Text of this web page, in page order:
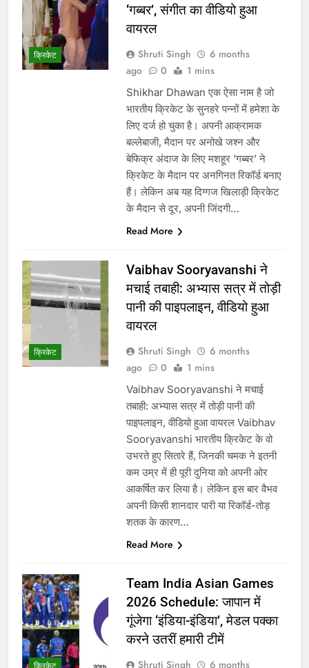
क्रिकेट
‘गब्बर’, संगीत का वीडियो हुआ
वायरल
Shruti Singh
6 months
ago
0 1 mins
Shikhar Dhawan एक ऐसा नाम है जो
भारतीय क्रिकेट के सुनहरे पन्नों में हमेशा के
लिए दर्ज हो चुका है। अपनी आक्रामक
बल्लेबाजी, मैदान पर अनोखे जश्न और
बेफिक्र अंदाज के लिए मशहूर ‘गब्बर’ ने
क्रिकेट के मैदान पर अनगिनत रिकॉर्ड बनाए
हैं। लेकिन अब यह दिग्गज खिलाड़ी क्रिकेट
के मैदान से दूर, अपनी जिंदगी…
Read More
क्रिकेट
Vaibhav Sooryavanshi ने
मचाई तबाही: अभ्यास सत्र में तोड़ी
पानी की पाइपलाइन, वीडियो हुआ
वायरल
Shruti Singh
6 months
ago
0 1 mins
Vaibhav Sooryavanshi ने मचाई
तबाही: अभ्यास सत्र में तोड़ी पानी की
पाइपलाइन, वीडियो हुआ वायरल Vaibhav
Sooryavanshi भारतीय क्रिकेट के वो
उभरते हुए सितारे हैं, जिनकी चमक ने इतनी
कम उम्र में ही पूरी दुनिया को अपनी ओर
आकर्षित कर लिया है। लेकिन इस बार वैभव
अपनी किसी शानदार पारी या रिकॉर्ड-तोड़
शतक के कारण…
Read More
Team India Asian Games
2026 Schedule: जापान में
गूंजेगा ‘इंडिया-इंडिया’, मेडल पक्का
करने उतरीं हमारी टीमें
Shruti Singh
6 months